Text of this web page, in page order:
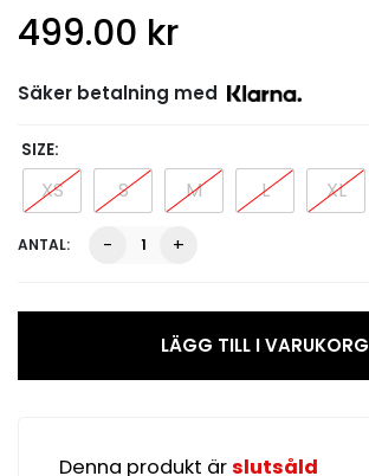
499.00 kr
Säker betalning med
SIZE
M
XS S L XL
-Surf
Vit/Rosa
mängd
+
LÄGG TILL I VARUKORG
Denna produkt ärslutsåld